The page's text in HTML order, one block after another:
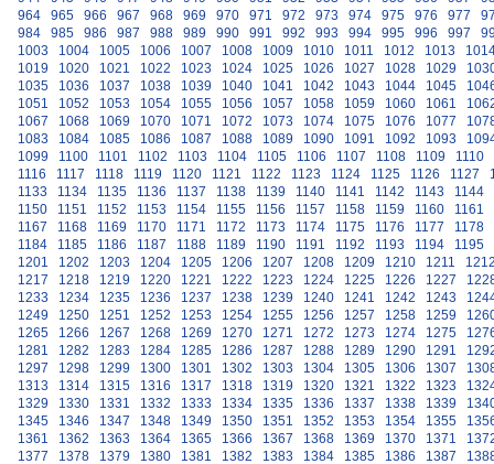
964
965 966 967 968 969 970 971 972 973 974 975 976 977
984
985 986 987 988 989 990 991 992 993 994 995 996 997
1003
1004 1005 1006 1007 1008 1009 1010 1011 1012 1013
1019
1020 1021 1022 1023 1024 1025 1026 1027 1028 1029
1035
1036 1037 1038 1039 1040 1041 1042 1043 1044 1045
1051
1052 1053 1054 1055 1056 1057 1058 1059 1060 1061
1067
1068 1069 1070 1071 1072 1073 1074 1075 1076 1077
1083
1084 1085 1086 1087 1088 1089 1090 1091 1092 1093
1099
1100 1101 1102 1103 1104 1105 1106 1107 1108 1109
1110
1116
1117 1118 1119 1120 1121 1122 1123 1124 1125 1126 1127
1133
1134 1135 1136 1137 1138 1139 1140 1141 1142 1143
1144
1150
1151 1152 1153 1154 1155 1156 1157 1158 1159 1160
1161
1167
1168 1169 1170 1171 1172 1173 1174 1175 1176 1177
1178
1184
1185 1186 1187 1188 1189 1190 1191 1192 1193 1194
1195
1201
1202 1203 1204 1205 1206 1207 1208 1209 1210 1211
1217
1218 1219 1220 1221 1222 1223 1224 1225 1226 1227
1233
1234 1235 1236 1237 1238 1239 1240 1241 1242 1243
1249
1250 1251 1252 1253 1254 1255 1256 1257 1258 1259
1265
1266 1267 1268 1269 1270 1271 1272 1273 1274 1275
1281
1282 1283 1284 1285 1286 1287 1288 1289 1290 1291
1297
1298 1299 1300 1301 1302 1303 1304 1305 1306 1307
1313
1314 1315 1316 1317 1318 1319 1320 1321 1322 1323
1329
1330 1331 1332 1333 1334 1335 1336 1337 1338 1339
1345
1346 1347 1348 1349 1350 1351 1352 1353 1354 1355
1361
1362 1363 1364 1365 1366 1367 1368 1369 1370 1371
1377
1378 1379 1380 1381 1382 1383 1384 1385 1386 1387